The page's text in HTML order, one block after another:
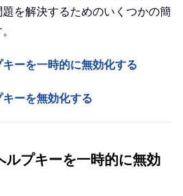
を解決するためのいくつかの簡
ーを一時的に無効化する
ーを無効化する
プキーを一時的に無効